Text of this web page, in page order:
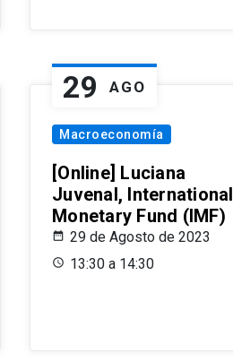
29 AGO
Macroeconomía
[Online] Luciana
Juvenal, International
Monetary Fund (IMF)
29 de Agosto de 2023
13:30 a 14:30